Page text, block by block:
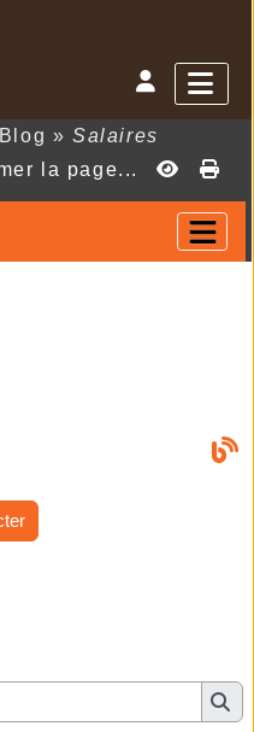
Blog »Salaires
la page...